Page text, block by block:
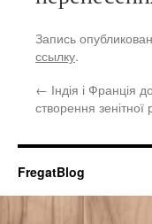
Запись
ссылку.
← Індія і Франція
створення зенітної
FregatBlog